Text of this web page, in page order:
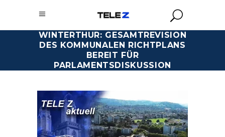
WINTERTHUR: GESAMTREVISION
DES KOMMUNALEN RICHTPLANS
BEREIT FÜR
PARLAMENTSDISKUSSION